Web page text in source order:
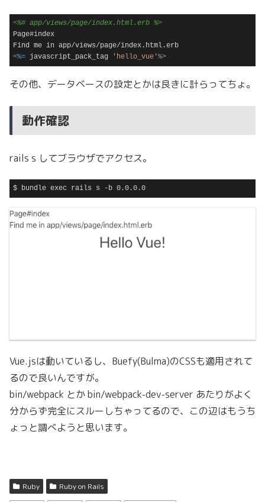
<%# app/views/page/index.html.erb %>
Page#index
<%= javascript_pack_tag 'hello_vue'%>
その他、データベースの設定とかは良きに計らってちょ。
動作確認
rails s してブラウザでアクセス。
$ bundle exec rails s -b 0.0.0.0
Vue.jsは動いているし、Buefy(Bulma)のCSSも適用されて
るので良いんですが。
bin/webpack とか bin/webpack-dev-server あたりがよく
分からず完全にスルーしちゃってるので、この辺はもうち
ょっと調べようと思います。
Ruby Ruby on Rails